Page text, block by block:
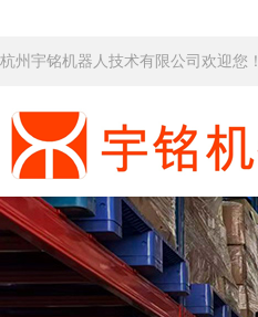
杭州宇铭机器人技术有限公司欢迎您！